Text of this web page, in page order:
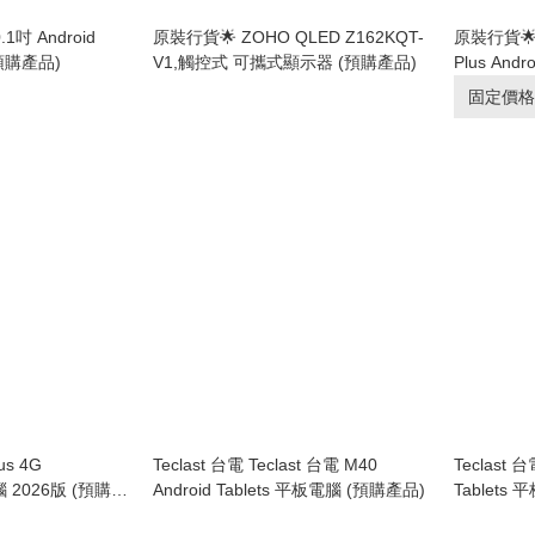
吋 Android
購產品)
原裝行貨🌟 ZOHO QLED Z162KQT-
V1,觸控式 可攜式顯示器 (預購產品)
原裝行貨
Plus
固定價格
4G
Teclast 台電 Teclast 台電 M40
Android Tablets 平板電腦 (預購產品)
Teclast 台
Tablets 平